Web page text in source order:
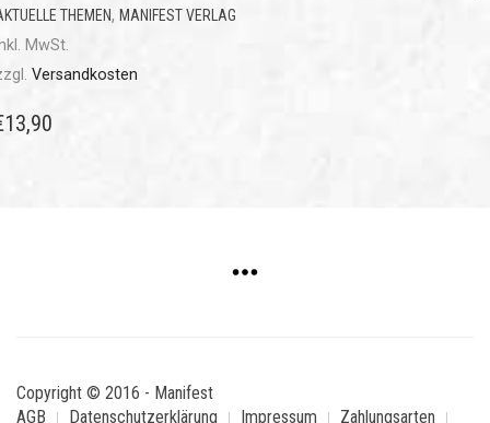
THEMEN, MANIFEST VERLAG
MwSt.
Versandkosten
13,90
Copyright © 2016 - Manifest
AGB
Datenschutzerklärung Impressum Zahlungsarten